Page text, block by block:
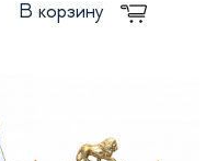
В корзину